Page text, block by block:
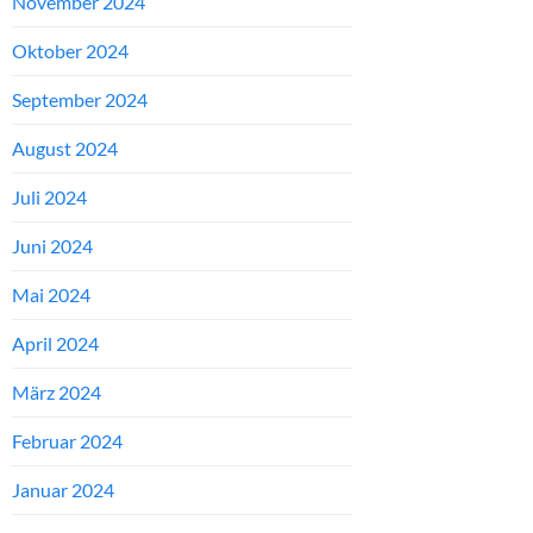
Oktober 2024
September 2024
August 2024
Juli 2024
Juni 2024
Mai 2024
April 2024
März 2024
Februar 2024
Januar 2024